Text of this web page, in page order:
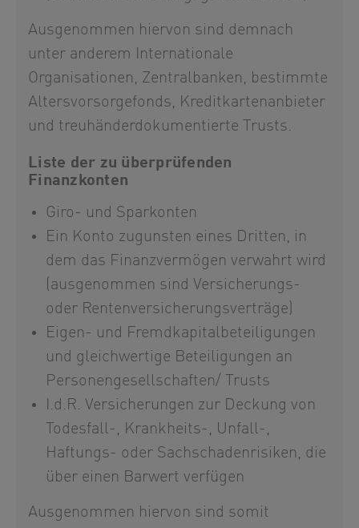
Ausgenommen hiervon sind demnach
unter anderem Internationale
Organisationen, Zentralbanken, bestimmte
Altersvorsorgefonds, Kreditkartenanbieter
und treuhänderdokumentierte Trusts.
Liste der zu überprüfenden
Finanzkonten
Giro- und Sparkonten
Ein Konto zugunsten eines Dritten, in
dem das Finanzvermögen verwahrt wird
(ausgenommen sind Versicherungs-
oder Rentenversicherungsverträge)
Eigen- und Fremdkapitalbeteiligungen
und gleichwertige Beteiligungen an
Personengesellschaften/ Trusts
I.d.R. Versicherungen zur Deckung von
Todesfall-, Krankheits-, Unfall-,
Haftungs- oder Sachschadenrisiken, die
über einen Barwert verfügen
Ausgenommen hiervon sind somit